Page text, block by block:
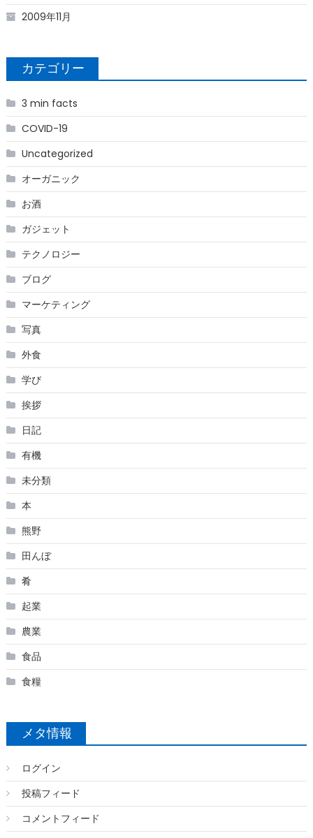
2009年11月
カテゴリー
3 min facts
COVID-19
Uncategorized
オーガニック
お酒
ガジェット
テクノロジー
ブログ
マーケティング
写真
外食
学び
挨拶
日記
有機
未分類
本
熊野
田んぼ
肴
起業
農業
食品
食糧
メタ情報
ログイン
投稿フィード
コメントフィード